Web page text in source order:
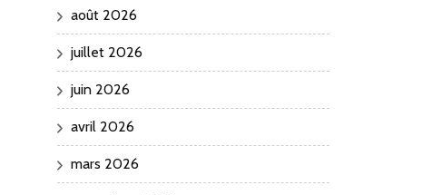
août 2026
juillet 2026
juin 2026
avril 2026
mars 2026